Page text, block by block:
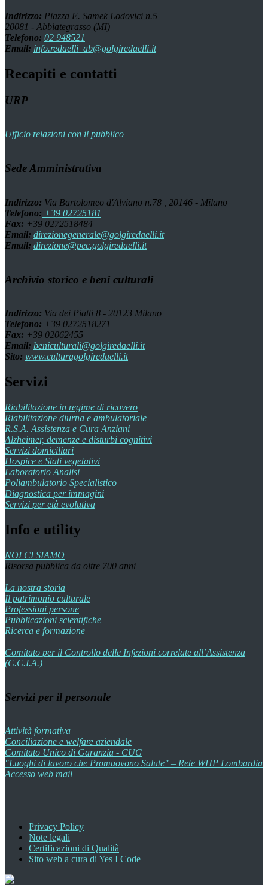
Indirizzo: Piazza E. Samek Lodovici n.5
20081 - Abbiategrasso (MI)
Telefono: 02 948521
Email: info.redaelli_ab@golgiredaelli.it
Recapiti e contatti
URP
Ufficio relazioni con il pubblico
Sede Amministrativa
Indirizzo: Via Bartolomeo d'Alviano n.78 , 20146 - Milano
Telefono: +39 02725181
Fax: +39 0272518484
Email: direzionegenerale@golgiredaelli.it
Email: direzione@pec.golgiredaelli.it
Archivio storico e beni culturali
Indirizzo: Via dei Piatti 8 - 20123 Milano
Telefono: +39 0272518271
Fax: +39 02062455
Email: beniculturali@golgiredaelli.it
Sito: www.culturagolgiredaelli.it
Servizi
Riabilitazione in regime di ricovero
Riabilitazione diurna e ambulatoriale
R.S.A. Assistenza e Cura Anziani
Alzheimer, demenze e disturbi cognitivi
Servizi domiciliari
Hospice e Stati vegetativi
Laboratorio Analisi
Poliambulatorio Specialistico
Diagnostica per immagini
Servizi per età evolutiva
Info e utility
NOI CI SIAMO
Risorsa pubblica da oltre 700 anni
La nostra storia
Il patrimonio culturale
Professioni persone
Pubblicazioni scientifiche
Ricerca e formazione
Comitato per il Controllo delle Infezioni correlate all’Assistenza
(C.C.I.A.)
Servizi per il personale
Attività formativa
Conciliazione e welfare aziendale
Comitato Unico di Garanzia - CUG
"Luoghi di lavoro che Promuovono Salute" – Rete WHP Lombardia
Accesso web mail
Privacy Policy
Note legali
Certificazioni di Qualità
Sito web a cura di Yes I Code